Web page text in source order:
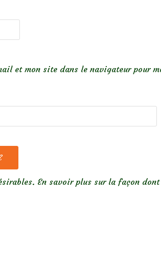
et mon site dans le navigateur pour
En savoir plus sur la façon dont